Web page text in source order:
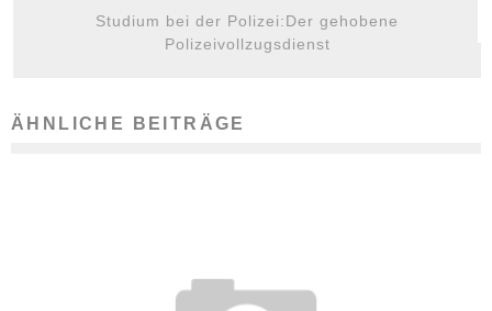
Studium bei der Polizei:Der gehobene
Polizeivollzugsdienst
ÄHNLICHE BEITRÄGE